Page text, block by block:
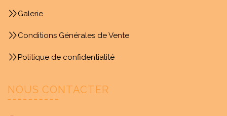
Galerie
Conditions Générales de Vente
Politique de confidentialité
NOUS CONTACTER